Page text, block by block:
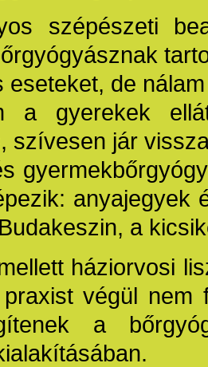
szépészeti
eseteket, de
a gyerekek
szívesen jár
anyajegyek
a
háziorvosi
végül nem
a